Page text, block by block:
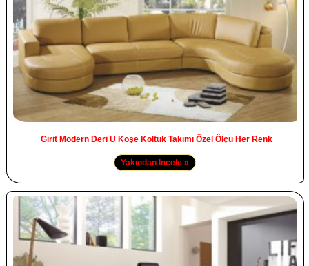
Girit Modern Deri U Köşe Koltuk Takımı Özel Ölçü Her Renk
Yakından İncele »